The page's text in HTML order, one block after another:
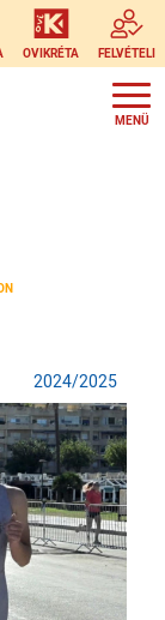
OVIKRÉTA FELVÉTELI
2024/2025